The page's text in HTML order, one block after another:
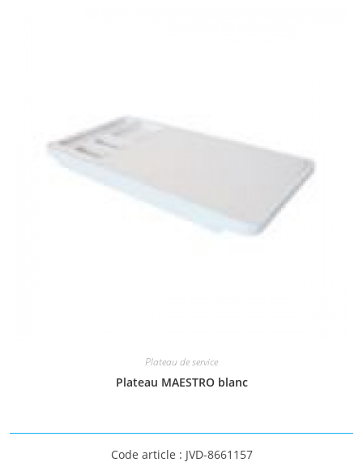
Plateau de service
Plateau MAESTRO blanc
Code article : JVD-8661157